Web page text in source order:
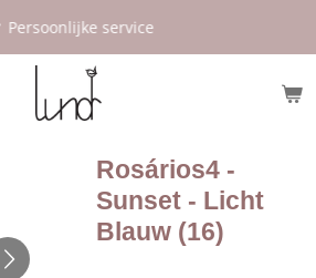
Persoonlijke service
Rosários4 -
Sunset - Licht
Blauw (16)